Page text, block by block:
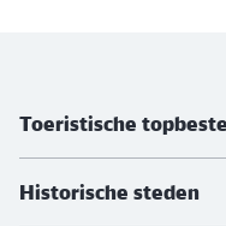
Toeristische
Historische steden